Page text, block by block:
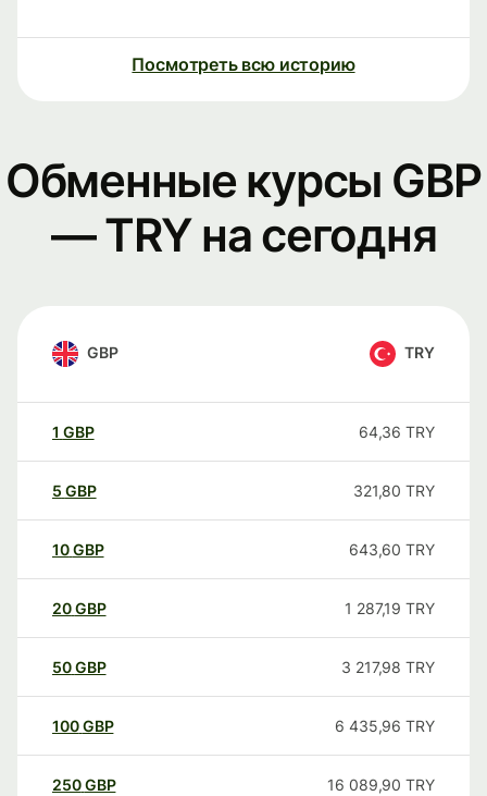
Посмотреть всю историю
Обменные курсы GBP
— TRY на сегодня
GBP TRY
1 GBP 64,36 TRY
5 GBP 321,80 TRY
10GBP 643,60 TRY
20GBP 1 287,19 TRY
50GBP 3 217,98 TRY
100GBP 6 435,96 TRY
250GBP 16 089,90 TRY